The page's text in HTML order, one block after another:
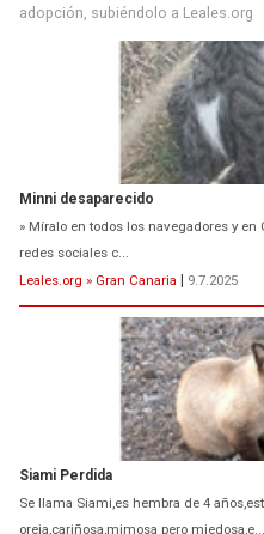
adopción, subiéndolo a Leales.org
Minni desaparecido
» Míralo en todos los navegadores y
redes sociales c...
Leales.org » Gran Canaria | 9.7.2025
Siami Perdida
Se llama Siami,es hembra de 4
oreja,cariñosa,mimosa pero miedosa,e...